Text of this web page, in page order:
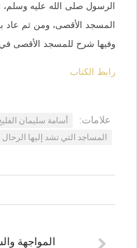
الرسول صلى الله عليه وسلم،
المسجد الأقصى، ومن ثم عاد
وفيها شرح للمسجد الأقصى
رابط الكتاب
علامات: أسامة سليمان
المساجد التي تشد إليها الرحال
المواجهة